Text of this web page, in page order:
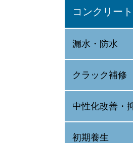
コンクリー
漏水・防水
クラック補修
中性化改善・
初期養生